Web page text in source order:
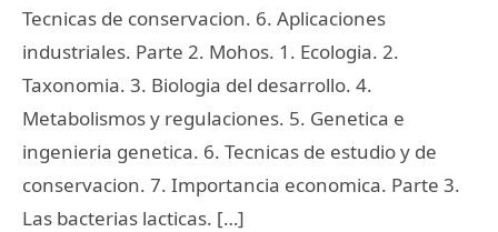
Tecnicas de conservacion. 6. Aplicaciones
industriales. Parte 2. Mohos. 1. Ecologia. 2.
Taxonomia. 3. Biologia del desarrollo. 4.
Metabolismos y regulaciones. 5. Genetica e
ingenieria genetica. 6. Tecnicas de estudio y de
conservacion. 7. Importancia economica. Parte 3.
Las bacterias lacticas. […]